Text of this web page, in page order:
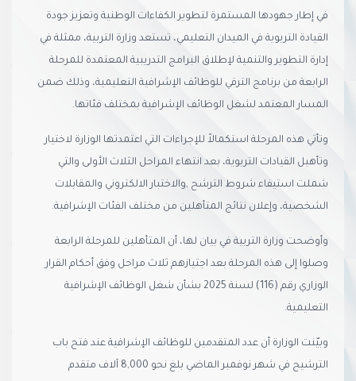
في إطار جهودها المستمرة لتطوير الكفاءات الوطنية وتعزيز جودة
القيادة التربوية في الميدان التعليمي، تستعد وزارة التربية، ممثلة في
إدارة التطوير والتنمية لإطلاق البرامج التدريبية المعتمدة للمرحلة
الرابعة من برنامج الترقي للوظائف الإشرافية التعليمية، وذلك ضمن
المسار المعتمد لشغل الوظائف الإشرافية بمختلف فئاتها.
وتأتي هذه المرحلة استكمالاً للإجراءات التي اعتمدتها الوزارة لاختيار
وتأهيل القيادات التربوية، بعد انتهاء المراحل الثلاث الأولى والتي
شملت استيفاء شروط الترشح ,والاختبار الالكتروني والمقابلات
الشخصية، وإعلان نتائج المتأهلين من مختلف الفئات الإشرافية.
وأوضحت وزارة التربية في بيان لها، أن المتأهلين للمرحلة الرابعة
وصلوا إلى هذه المرحلة بعد اجتيازهم ثلاث مراحل وفق أحكام القرار
الوزاري رقم (116) لسنة 2025 بشأن شغل الوظائف الإشرافية
التعليمية.
وبيّنت الوزارة أن عدد المتقدمين للوظائف الإشرافية عند فتح باب
الترشيح في شهر نوفمبر الماضي بلغ نحو 8,000 آلاف متقدم